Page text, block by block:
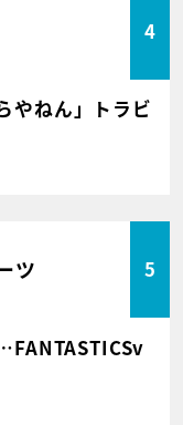
4
やねん」トラビ
ツ 5